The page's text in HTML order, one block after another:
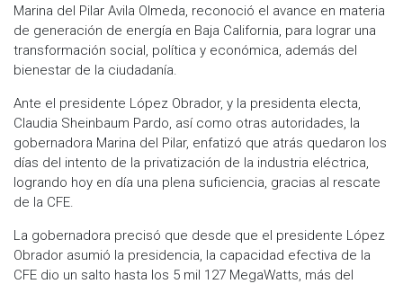
Marina del Pilar Avila Olmeda, reconoció el avance en materia
de generación de energía en Baja California, para lograr una
transformación social, política y económica, además del
bienestar de la ciudadanía.
Ante el presidente López Obrador, y la presidenta electa,
Claudia Sheinbaum Pardo, así como otras autoridades, la
gobernadora Marina del Pilar, enfatizó que atrás quedaron los
días del intento de la privatización de la industria eléctrica,
logrando hoy en día una plena suficiencia, gracias al rescate
de la CFE.
La gobernadora precisó que desde que el presidente López
Obrador asumió la presidencia, la capacidad efectiva de la
CFE dio un salto hasta los 5 mil 127 MegaWatts, más del